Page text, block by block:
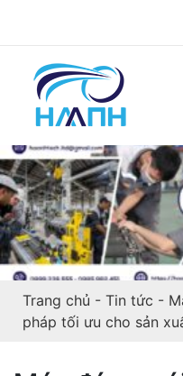
Trang chủ - Tin tức -
pháp tối ưu cho sản